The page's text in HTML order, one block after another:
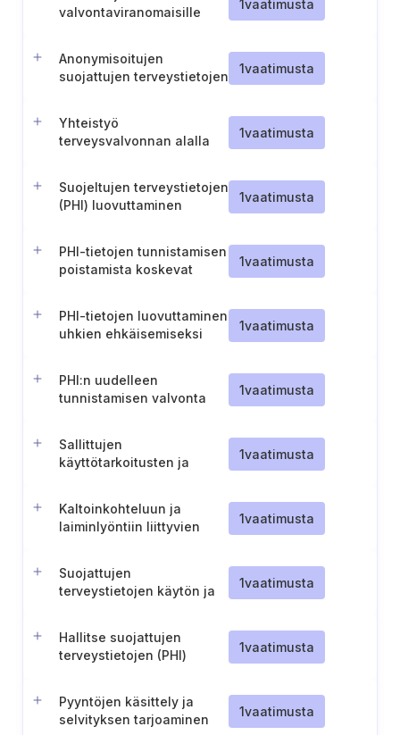
valvontaviranomaisille
1vaatimusta
Anonymisoitujen
suojattujen terveystietojen
1vaatimusta
Yhteistyö
terveysvalvonnan alalla
1vaatimusta
Suojeltujen terveystietojen
(PHI) luovuttaminen
1vaatimusta
PHI-tietojen tunnistamisen
poistamista koskevat
1vaatimusta
PHI-tietojen luovuttaminen
uhkien ehkäisemiseksi
1vaatimusta
PHI:n uudelleen
tunnistamisen valvonta
1vaatimusta
Sallittujen
käyttötarkoitusten ja
1vaatimusta
Kaltoinkohteluun ja
laiminlyöntiin liittyvien
1vaatimusta
Suojattujen
terveystietojen käytön ja
1vaatimusta
Hallitse suojattujen
terveystietojen (PHI)
suostumuksia ja
luovutuksia
1vaatimusta
Pyyntöjen käsittely ja
selvityksen tarjoaminen
1vaatimusta